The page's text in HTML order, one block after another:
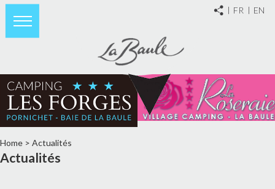
FR EN
Home > Actualités
Actualités